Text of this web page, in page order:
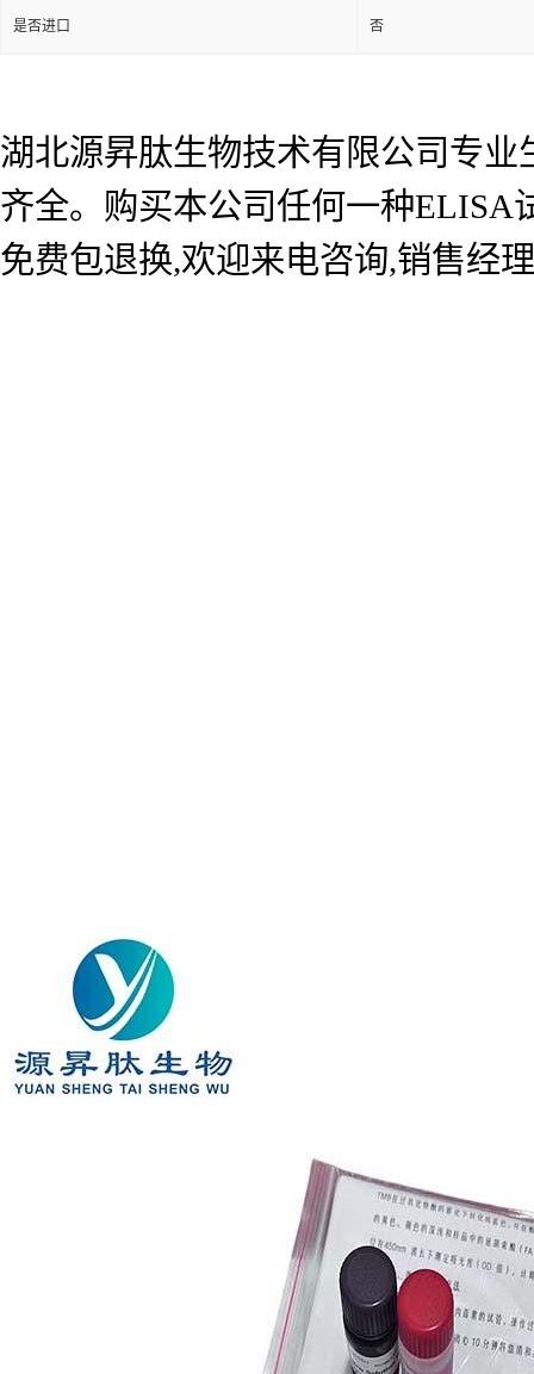
是否进口 否
湖北源昇肽生物技术有限公司专
齐全。购买本公司任何一种ELISA
免费包退换,欢迎来电咨询,销售经